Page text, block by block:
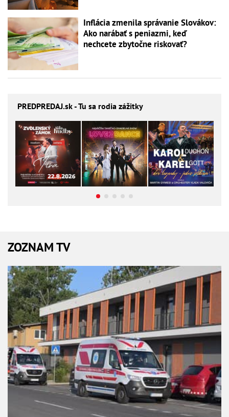
Inflácia zmenila správanie Slovákov:
Ako narábať s peniazmi, keď
nechcete zbytočne riskovať?
PREDPREDAJ.sk - Tu sa rodia zážitky
ZOZNAM TV